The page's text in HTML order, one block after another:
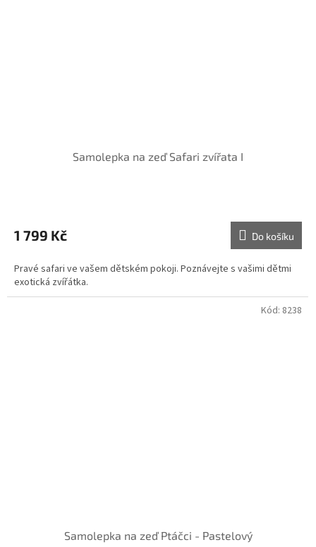
Samolepka na zeď Safari zvířata I
1 799 Kč Do košíku
Pravé safari ve vašem dětském pokoji. Poznávejte s vašimi dětmi
exotická zvířátka.
Samolepka na zeď Ptáčci - Pastelový
Kód: 8238